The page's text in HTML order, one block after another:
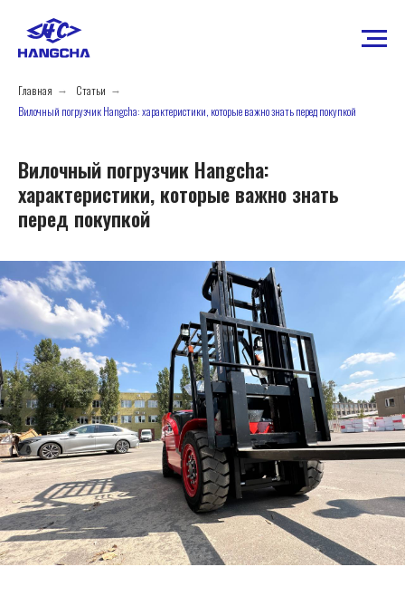
Главная → Статьи →
Вилочный погрузчик Hangcha: характеристики, которые важно знать перед покупкой
Вилочный погрузчик Hangcha:
характеристики, которые важно знать
перед покупкой